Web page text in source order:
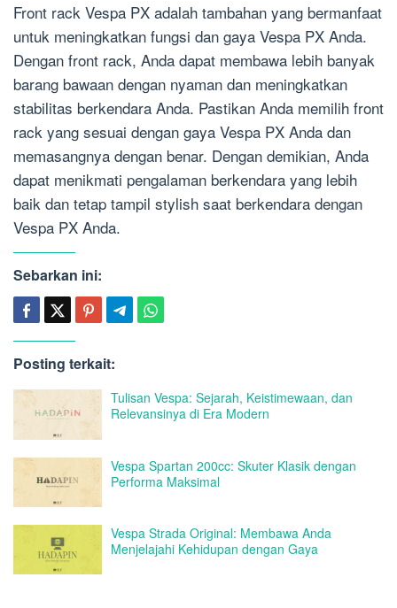
Front rack Vespa PX adalah tambahan yang bermanfaat
untuk meningkatkan fungsi dan gaya Vespa PX Anda.
Dengan front rack, Anda dapat membawa lebih banyak
barang bawaan dengan nyaman dan meningkatkan
stabilitas berkendara Anda. Pastikan Anda memilih front
rack yang sesuai dengan gaya Vespa PX Anda dan
memasangnya dengan benar. Dengan demikian, Anda
dapat menikmati pengalaman berkendara yang lebih
baik dan tetap tampil stylish saat berkendara dengan
Vespa PX Anda.
Sebarkan ini:
Posting terkait:
Tulisan Vespa: Sejarah, Keistimewaan, dan
Relevansinya di Era Modern
Vespa Spartan 200cc: Skuter Klasik dengan
Performa Maksimal
Vespa Strada Original: Membawa Anda
Menjelajahi Kehidupan dengan Gaya